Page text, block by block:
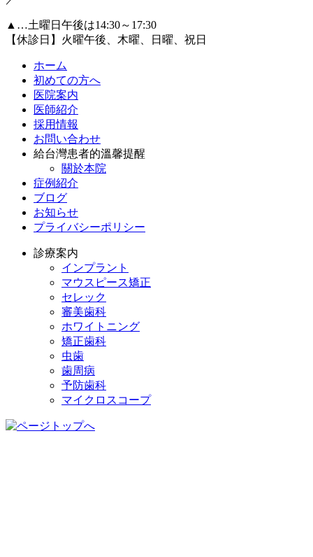
▲…土曜日午後は14:30～17:30
【休診日】火曜午後、木曜、日曜、祝日
ホーム
初めての方へ
医院案内
医師紹介
採用情報
お問い合わせ
給台灣患者的溫馨提醒
關於本院
症例紹介
ブログ
お知らせ
プライバシーポリシー
診療案内
インプラント
マウスピース矯正
セレック
審美歯科
ホワイトニング
矯正歯科
虫歯
歯周病
予防歯科
マイクロスコープ